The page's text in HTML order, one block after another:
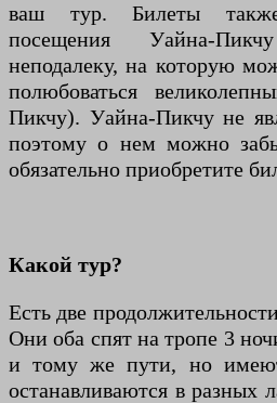
ваш тур. Билеты
посещения Уайна-
неподалеку, на которую
полюбоваться
Пикчу). Уайна-Пикчу не
поэтому о нем можно
обязательно приобретите
Какой тур?
Есть две
Они оба спят на тропе 3
и тому же пути, но
останавливаются в разных